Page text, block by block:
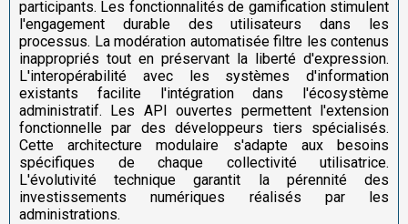
participants. Les fonctionnalités de gamification stimulent
l'engagement durable des utilisateurs dans les
processus. La modération automatisée filtre les contenus
inappropriés tout en préservant la liberté d'expression.
L'interopérabilité avec les systèmes d'information
existants facilite l'intégration dans l'écosystème
administratif. Les API ouvertes permettent l'extension
fonctionnelle par des développeurs tiers spécialisés.
Cette architecture modulaire s'adapte aux besoins
spécifiques de chaque collectivité utilisatrice.
L'évolutivité technique garantit la pérennité des
investissements numériques réalisés par les
administrations.